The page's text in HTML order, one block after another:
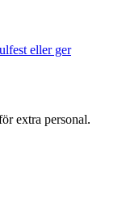
eller ger
extra personal.